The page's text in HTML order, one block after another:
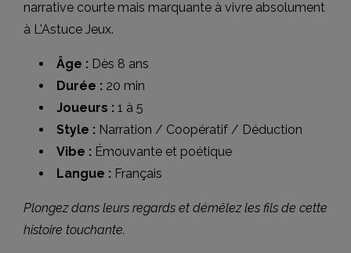
narrative courte mais marquante à vivre absolument
à L'Astuce Jeux.
Âge : Dès 8 ans
Durée : 20 min
Joueurs : 1 à 5
Style : Narration / Coopératif / Déduction
Vibe : Émouvante et poétique
Langue : Français
Plongez dans leurs regards et démêlez les fils de cette
histoire touchante.